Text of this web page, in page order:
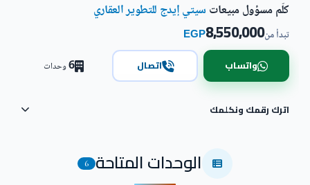
كلّم مسؤول مبيعات سيتي إيدج للتطوير العقاري
تبدأ من8,550,000
EGP
واتساب اتصال 6وحدات
اترك رقمك ونكلمك
الوحدات المتاحة 6